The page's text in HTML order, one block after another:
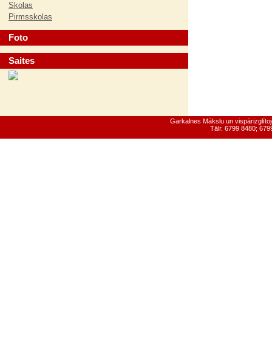
Skolas
Pirmsskolas
Foto
Saites
Garkalnes Mākslu un
Tālr. 6799 8480;